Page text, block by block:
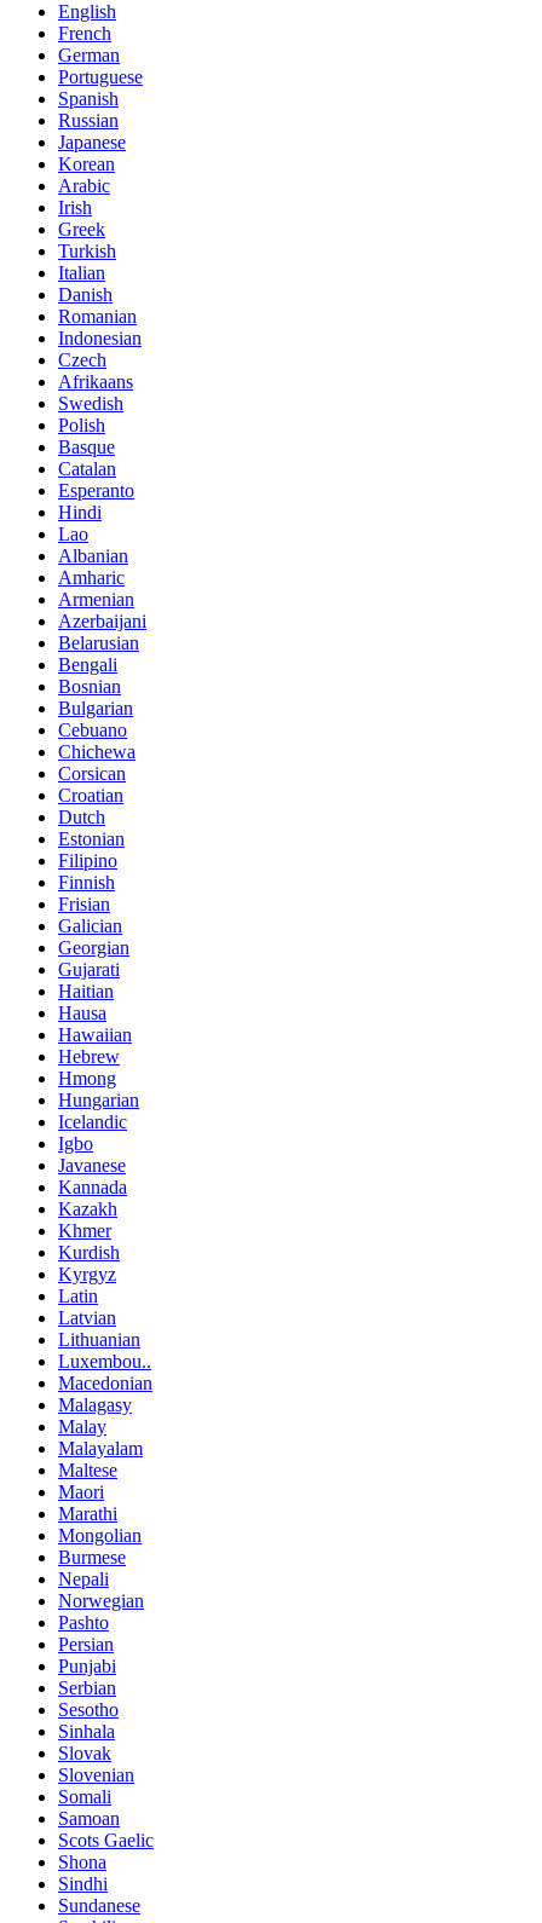
English
French
German
Portuguese
Spanish
Russian
Japanese
Korean
Arabic
Irish
Greek
Turkish
Italian
Danish
Romanian
Indonesian
Czech
Afrikaans
Swedish
Polish
Basque
Catalan
Esperanto
Hindi
Lao
Albanian
Amharic
Armenian
Azerbaijani
Belarusian
Bengali
Bosnian
Bulgarian
Cebuano
Chichewa
Corsican
Croatian
Dutch
Estonian
Filipino
Finnish
Frisian
Galician
Georgian
Gujarati
Haitian
Hausa
Hawaiian
Hebrew
Hmong
Hungarian
Icelandic
Igbo
Javanese
Kannada
Kazakh
Khmer
Kurdish
Kyrgyz
Latin
Latvian
Lithuanian
Luxembou..
Macedonian
Malagasy
Malay
Malayalam
Maltese
Maori
Marathi
Mongolian
Burmese
Nepali
Norwegian
Pashto
Persian
Punjabi
Serbian
Sesotho
Sinhala
Slovak
Slovenian
Somali
Samoan
Scots Gaelic
Shona
Sindhi
Sundanese